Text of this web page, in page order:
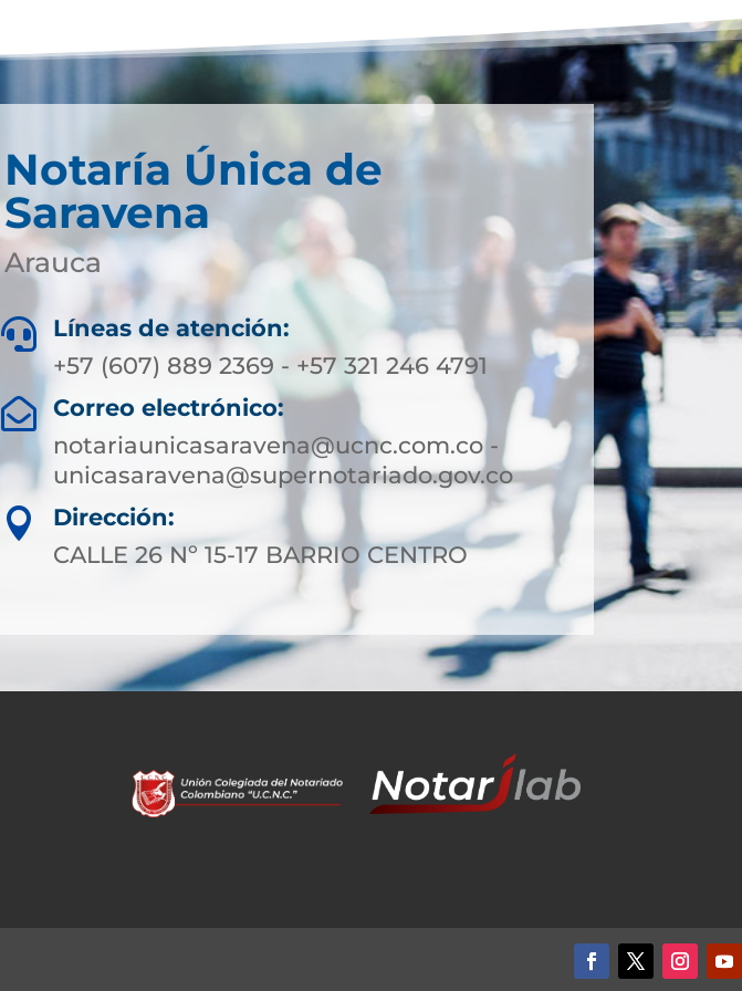
Notaría Única de
Saravena
Arauca

Líneas de atención:
+57 (607) 889 2369 - +57 321 246 4791

Correo electrónico:
notariaunicasaravena@ucnc.com.co -
unicasaravena@supernotariado.gov.co

Dirección:
CALLE 26 Nº 15-17 BARRIO CENTRO